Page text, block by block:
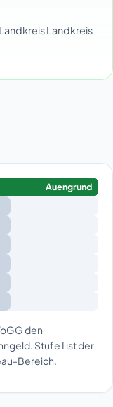
Landkreis
Auengrund
den
Stufe I ist der
Bereich.